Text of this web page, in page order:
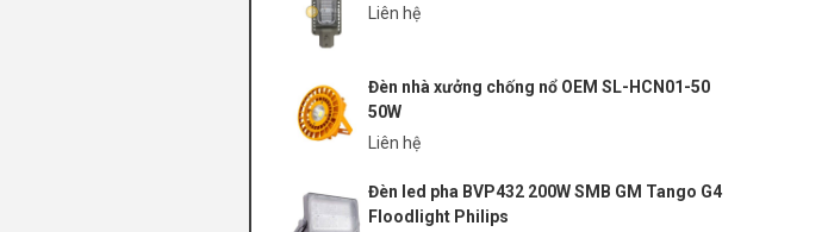
Liên hệ
Đèn nhà xưởng chống nổ OEM SL-HCN01-50
50W
Liên hệ
Đèn led pha BVP432 200W SMB GM Tango G4
Floodlight Philips